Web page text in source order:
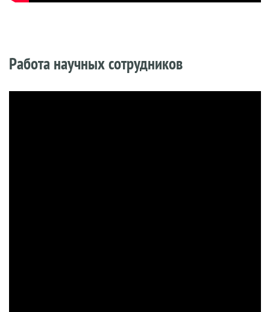
Работа научных сотрудников